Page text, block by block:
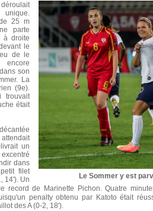
Le Sommer y est
25 m
parte
à droite
le
de le
son
La
(9e).
trouvait
était
un
dans
filet
14'). Un
record de Marinette Pichon. Quatre
penalty obtenu par Katoto était
des A (0-2, 18').